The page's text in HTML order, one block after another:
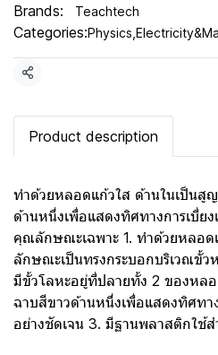
Brands: Teachtech
Categories:Physics
Share
Product description
ทำด้วยหลอดแก้วใส ด้านในเป็นสู
ด้านหนึ่งเพื่อแสดงทิศทางการเบี่ย
คุณลักษณะเฉพาะ 1. ทำด้วยหลอ
ลักษณะเป็นทรงกระบอกบริเวณขั้ว
มีขั้วโลหะอยู่ที่ปลายทั้ง 2 ของหล
ฉาบสีขาวด้านหนึ่งเพื่อแสดงทิศทา
อย่างชัดเจน 3. มีฐานพลาสติกใช้